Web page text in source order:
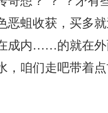
恶蛆收获，买多
成内……的就在外
，咱们走吧带着